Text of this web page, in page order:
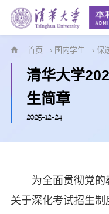
首页 › 国内学生 › 保
清华大学
生简章
2025-12-24
为全面贯彻党
关于深化考试招生